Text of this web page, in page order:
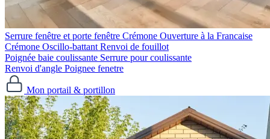
Serrure fenêtre et porte fenêtre
Crémone Ouverture à la Francaise
Crémone Oscillo-battant Renvoi de fouillot
Poignée baie coulissante Serrure pour coulissante
Renvoi d'angle Poignee fenetre
Mon portail & portillon